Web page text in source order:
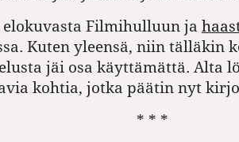
Filmihulluun ja
Kuten yleensä, niin tälläkin
jäi osa käyttämättä. Alta
kohtia, jotka päätin nyt
* * *